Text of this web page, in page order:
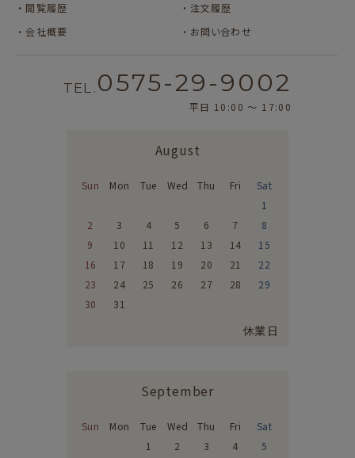
閲覧履歴
注文履歴
会社概要
お問い合わせ
TEL. 0575-29-9002
平日 10:00 〜 17:00
August
Sun Mon Tue Wed Thu Fri
Sat
1
2
3 4 5 6 7
8
9
10 11 12 13 14
15
16
17 18 19 20 21
22
23
24 25 26 27 28
29
30
31
休業日
September
Sun Mon Tue Wed Thu Fri
Sat
1
2 3 4
5